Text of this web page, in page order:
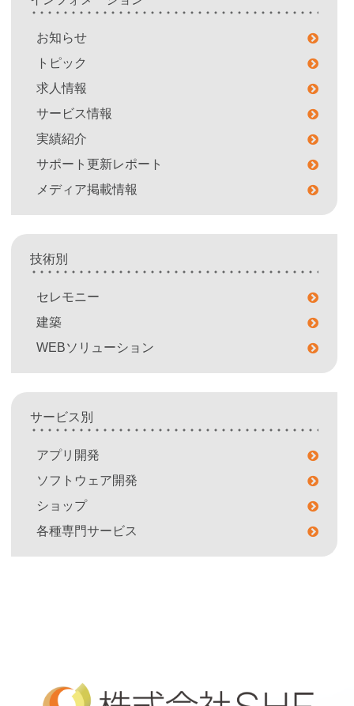
お知らせ
トピック
求人情報
サービス情報
実績紹介
サポート更新レポート
メディア掲載情報
技術別
セレモニー
建築
WEBソリューション
サービス別
アプリ開発
ソフトウェア開発
ショップ
各種専門サービス